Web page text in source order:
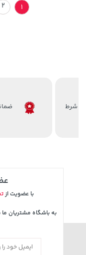
1
2
با عضویت از
به باشگاه مشتریان